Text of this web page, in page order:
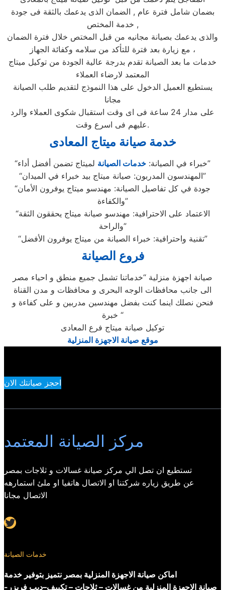
بضمان شامل فترة عام , الضمان الذى يدعمك بالثقة فى جودة
خدمة المختص ,
والذى يدعمك بصيانة مجانيه من قبل المختص خلال فترة الضمان
مع زيارة بعد فترة للتأكد من سلامه وكفائة الجهاز ،
خدمات ما بعد الصيانة تقدم بدرجة عالية الجودة من توكيل ميتاج
المعتمد لارضاء العملاء
يستطيع العميل الدخول على هذا النموذج لتقديم طلب الصيانة
مجانا
على مدار 24 ساعة فى اى وقت استقبال شكوى العملاء والرد
عليهم فى اسرع وقت.
خدمة صيانة ميتاج المعادى
“خبراء في الصيانة: خدمات الصيانة
لميتاج تضمن أفضل أداء”
“المهندسون المدربون: صيانة ميتاج بيد خبراء في الميدان”
“جودة في كل تفاصيل الصيانة: مهندسو ميتاج يوفرون الأمان
والكفاءة”
“الاعتماد على الاحترافية: مهندسو صيانة ميتاج يحققون الثقة
والراحة”
“تقنية واحترافية: خبراء الصيانة من ميتاج يوفرون الأفضل”
فروع الصيانة
صيانة اجهزة منزلية “خدماتنا تشمل جميع منطق و احياء مصر
الى جانب محافظات الوجه البحرى و محافظات و مدن القناة
فنحن نصلك اينما كنت بفضل مهندسين مدربين و على كفاءة و
خبرة “
توكيل صيانة ميتاج فرع المعادى
موقع صيانة الاجهزة المنزلية
احجز صيانتك الان
مركز الصيانة المعتمد
تستطيع ان تصل الي مركز صيانة غسالات و ثلاجات بمصر
عن طريق زياره شركتنا او الاتصال هاتفيا او ملئ استمارهه
الاتصال مجانا
Twitter
خدمات الصيانة
اماكن صيانة الاجهزة المنزلية بمصر نتميز بتوفير خدمة
صيانة الاجهزة المنزلية من غسالات – ثلاجات – تكييف–ديب فريزر-